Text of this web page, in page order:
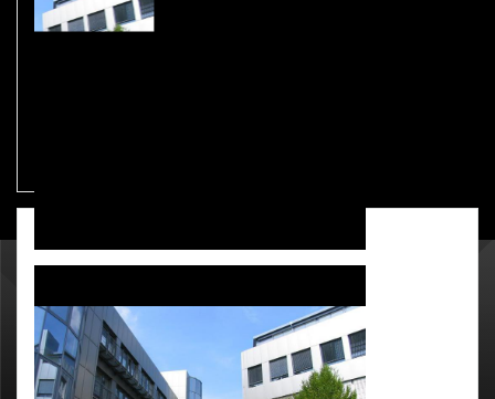
SBH GmbH, Hardtwald 9, 76275 Ettlingen